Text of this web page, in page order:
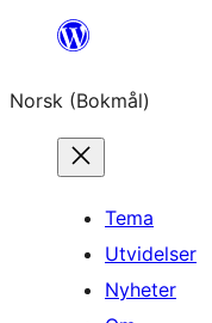
Hopp
innhold
Norsk (Bokmål)
Tema
Utvidelser
Nyheter